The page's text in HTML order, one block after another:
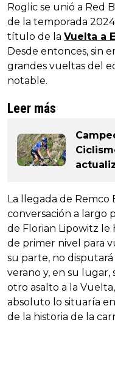
Roglic se unió a Red
de la temporada
título de la Vuelta a
Desde entonces, sin
grandes vueltas del
notable.
Leer más
La llegada de
conversación a largo
de Florian Lipowitz le
de primer nivel para
su parte, no disputará
verano y, en su
otro asalto a la
absoluto lo situaría
de la historia de la